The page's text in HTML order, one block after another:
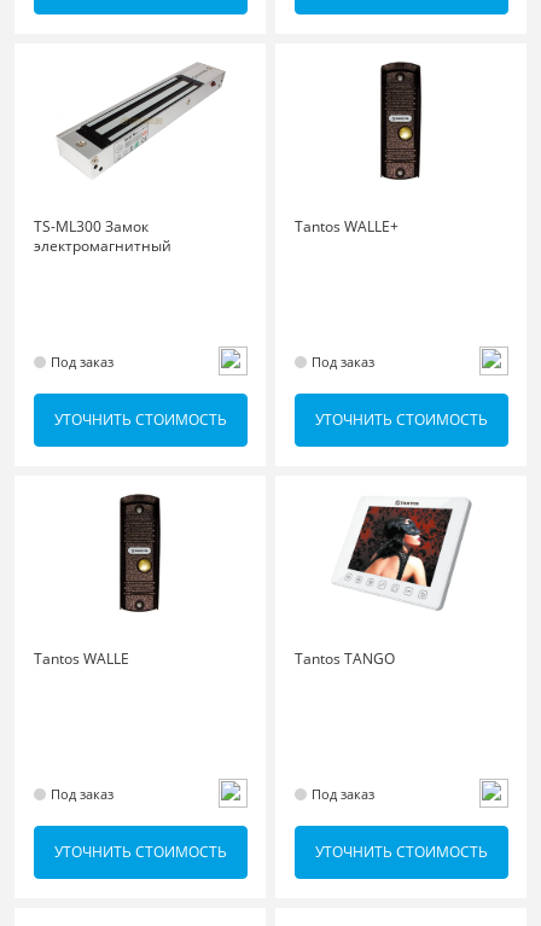
TS-ML300 Замок
электромагнитный
Под заказ
УТОЧНИТЬ СТОИМОСТЬ
Tantos WALLE+
Под заказ
УТОЧНИТЬ СТОИМОСТЬ
Tantos WALLE
Под заказ
УТОЧНИТЬ СТОИМОСТЬ
Tantos TANGO
Под заказ
УТОЧНИТЬ СТОИМОСТЬ